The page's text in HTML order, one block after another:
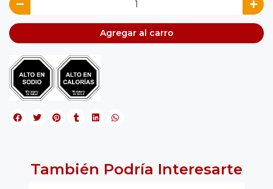
Agregar al carro
También Podría Interesarte